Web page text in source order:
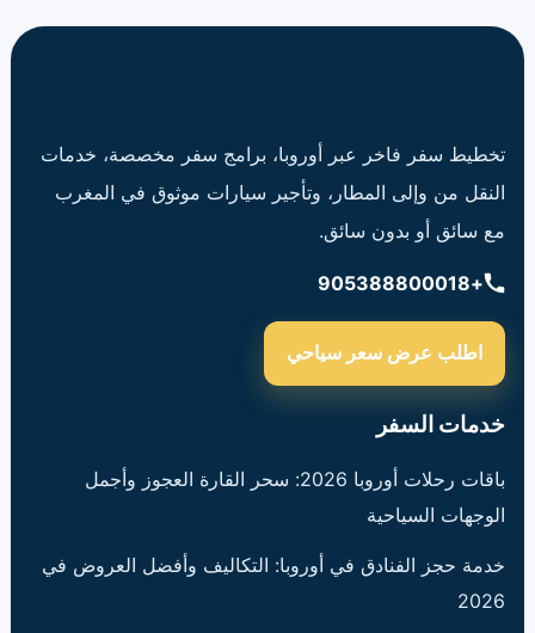
تخطيط سفر فاخر عبر أوروبا، برامج سفر مخصصة، خدمات
النقل من وإلى المطار، وتأجير سيارات موثوق في المغرب
مع سائق أو بدون سائق.
+905388800018
اطلب عرض سعر سياحي
خدمات السفر
باقات رحلات أوروبا 2026: سحر القارة العجوز وأجمل
الوجهات السياحية
خدمة حجز الفنادق في أوروبا: التكاليف وأفضل العروض في
2026